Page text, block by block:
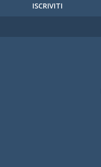
ISCRIVITI